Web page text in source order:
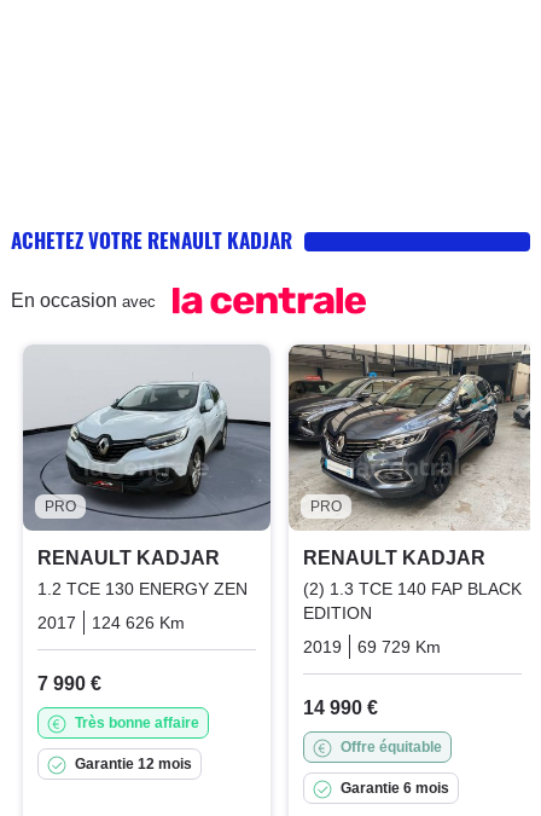
ACHETEZ VOTRE RENAULT KADJAR
En occasion avec
PRO
RENAULT KADJAR
1.2 TCE 130 ENERGY ZEN
2017
124 626 Km Essence
7 990 €
Très bonne affaire
Garantie 12 mois
PRO
RENAULT KADJAR
(2) 1.3 TCE 140 FAP BLACK
EDITION
2019
69 729 Km
14 990 €
Offre équitable
Garantie 6 mois